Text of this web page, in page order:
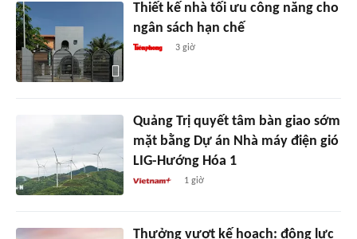
Thiết kế nhà tối ưu công năng cho
ngân sách hạn chế
3 giờ
Quảng Trị quyết tâm bàn giao sớm
mặt bằng Dự án Nhà máy điện gió
LIG-Hướng Hóa 1
1 giờ
Thưởng vượt kế hoạch: động lực